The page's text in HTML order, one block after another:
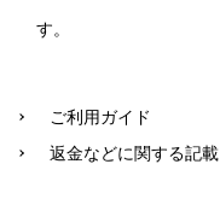
す。
ご利用ガイド
返金などに関する記載